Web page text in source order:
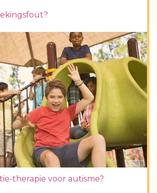
therapie voor autisme?